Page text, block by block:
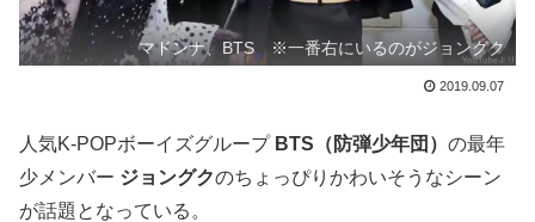
マドンナ、BTS ※一番右にいるのがジョングク
2019.09.07
人気K-POPボーイズグループBTS（防弾少年団） の最年
少メンバー ジョングクのちょっぴりかわいそうなシーン
が話題となっている。